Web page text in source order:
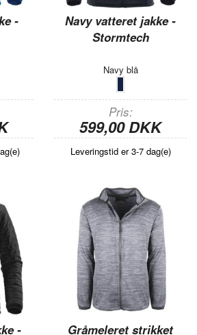
-
Navy vatteret jakke -
Stormtech
Navy blå
Pris
599,00 DKK
Leveringstid er 3-7 dag(e)
-
Gråmeleret strikket